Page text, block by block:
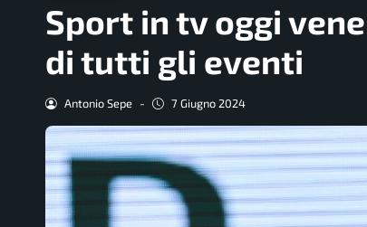
Sport in tv oggi
di tutti gli eventi
Antonio Sepe - 7 Giugno 2024